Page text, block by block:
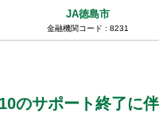
JA徳島市
金融機関コード : 8231
(法人JAネットバンク)
のサポート終了に